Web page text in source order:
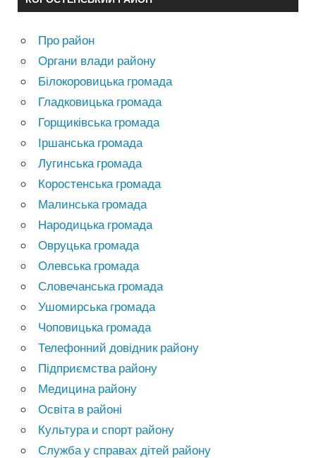
Про район
Органи влади району
Білокоровицька громада
Гладковицька громада
Горщиківська громада
Іршанська громада
Лугинська громада
Коростенська громада
Малинська громада
Народицька громада
Овруцька громада
Олевська громада
Словечанська громада
Ушомирська громада
Чоповицька громада
Телефонний довідник району
Підприємства району
Медицина району
Освіта в районі
Культура и спорт району
Служба у справах дітей району